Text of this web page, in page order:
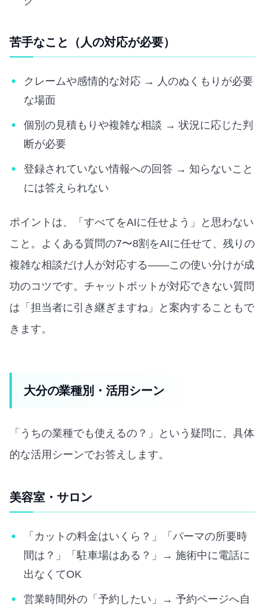
苦手なこと（人の対応が必要）
クレームや感情的な対応 → 人のぬくもりが必要
な場面
個別の見積もりや複雑な相談 → 状況に応じた判
断が必要
登録されていない情報への回答 → 知らないこと
には答えられない
ポイントは、「すべてをAIに任せよう」と思わない
こと。よくある質問の7〜8割をAIに任せて、残りの
複雑な相談だけ人が対応する——この使い分けが成
功のコツです。チャットボットが対応できない質問
は「担当者に引き継ぎますね」と案内することもで
きます。
大分の業種別・活用シーン
「うちの業種でも使えるの？」という疑問に、具体
的な活用シーンでお答えします。
美容室・サロン
「カットの料金はいくら？」「パーマの所要時
間は？」「駐車場はある？」→ 施術中に電話に
出なくてOK
営業時間外の「予約したい」→ 予約ページへ自